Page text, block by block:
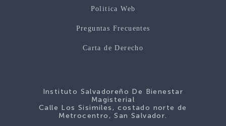
Politica Web
Preguntas Frecuentes
Carta de Derecho
Instituto Salvadoreño De Bienestar
Magisterial
Calle Los Sisimiles, costado norte de
Metrocentro, San Salvador.